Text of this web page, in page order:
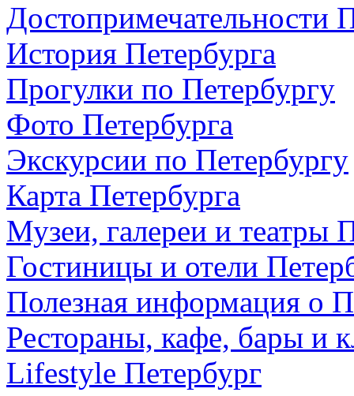
Достопримечательности
История Петербурга
Прогулки по Петербургу
Фото Петербурга
Экскурсии по Петербургу
Карта Петербурга
Музеи, галереи и театры
Гостиницы и отели
Полезная информация о
Рестораны, кафе, бары и
Lifestyle Петербург